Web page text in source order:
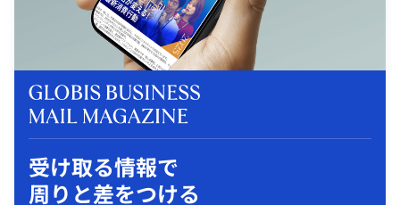
受け取る情報で
周りと差をつける